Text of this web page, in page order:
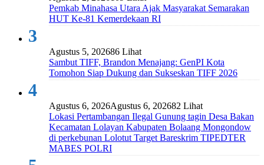
Pemkab Minahasa Utara Ajak Masyarakat Semarakan
HUT Ke-81 Kemerdekaan RI
3
Agustus 5, 202686 Lihat
Sambut TIFF, Brandon Menajang: ​GenPI Kota
Tomohon Siap Dukung dan Sukseskan TIFF 2026
4
Agustus 6, 2026Agustus 6, 202682 Lihat
Lokasi Pertambangan Ilegal Gunung tagin Desa Bakan
Kecamatan Lolayan Kabupaten Bolaang Mongondow
di perkebunan Lolotut Target Bareskrim TIPEDTER
MABES POLRI